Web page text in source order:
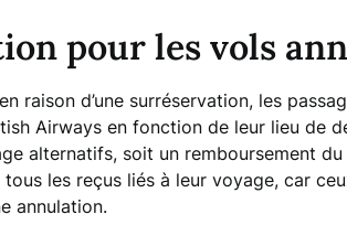
pour les vols
raison d’une surréservation, les
Airways en fonction de leur lieu de
alternatifs, soit un remboursement
les reçus liés à leur voyage, car
annulation.